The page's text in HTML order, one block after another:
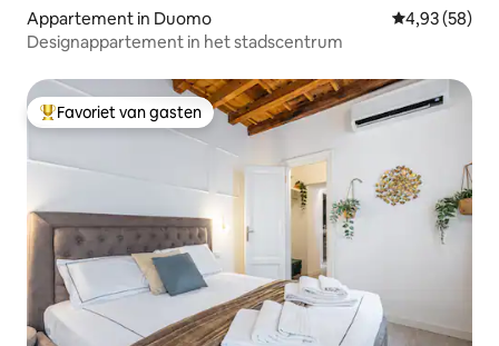
Appartement in Duomo Gemiddelde
4,93 (58)
Designappartement in het stadscentrum
Topfavoriet van gasten
Favoriet van gasten